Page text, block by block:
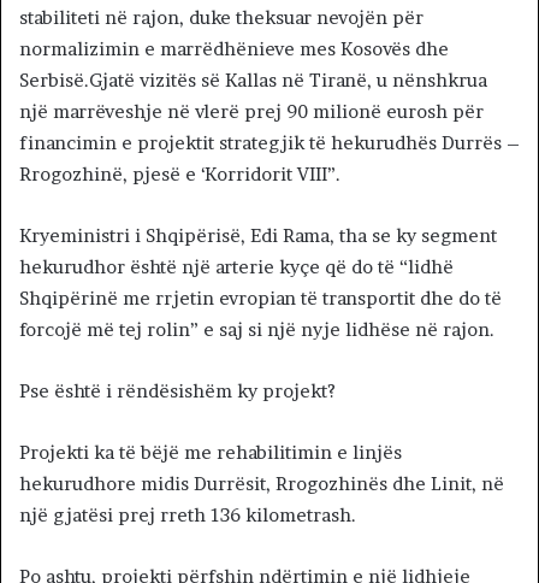
stabiliteti në rajon, duke theksuar nevojën për
normalizimin e marrëdhënieve mes Kosovës dhe
Serbisë.Gjatë vizitës së Kallas në Tiranë, u nënshkrua
një marrëveshje në vlerë prej 90 milionë eurosh për
financimin e projektit strategjik të hekurudhës Durrës –
Rrogozhinë, pjesë e ‘Korridorit VIII”.
Kryeministri i Shqipërisë, Edi Rama, tha se ky segment
hekurudhor është një arterie kyçe që do të “lidhë
Shqipërinë me rrjetin evropian të transportit dhe do të
forcojë më tej rolin” e saj si një nyje lidhëse në rajon.
Pse është i rëndësishëm ky projekt?
Projekti ka të bëjë me rehabilitimin e linjës
hekurudhore midis Durrësit, Rrogozhinës dhe Linit, në
një gjatësi prej rreth 136 kilometrash.
Po ashtu, projekti përfshin ndërtimin e një lidhjeje